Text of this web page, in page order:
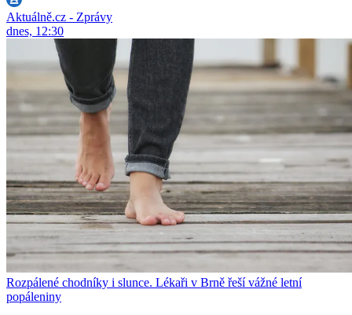
Aktuálně.cz - Zprávy
dnes, 12:30
Rozpálené chodníky i slunce. Lékaři v Brně řeší vážné letní
popáleniny